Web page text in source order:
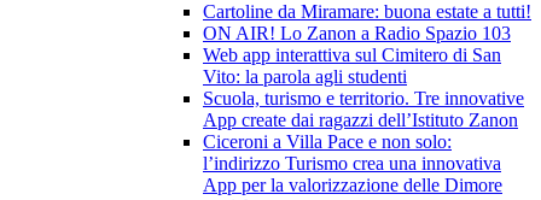
Cartoline da Miramare: buona estate a tutti!
ON AIR! Lo Zanon a Radio Spazio 103
Web app interattiva sul Cimitero di San
Vito: la parola agli studenti
Scuola, turismo e territorio. Tre innovative
App create dai ragazzi dell’Istituto Zanon
Ciceroni a Villa Pace e non solo:
l’indirizzo Turismo crea una innovativa
App per la valorizzazione delle Dimore